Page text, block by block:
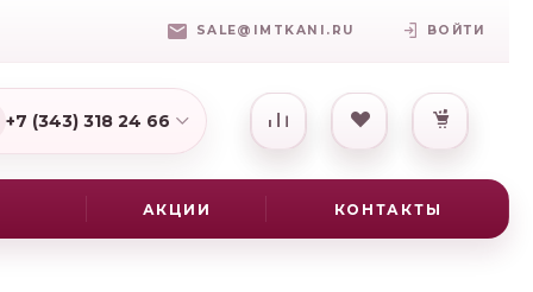
SALE@IMTKANI.RU ВОЙТИ
+7 (343) 318 24 66
7(931) 009-16-25АКЦИИ КОНТАКТЫ